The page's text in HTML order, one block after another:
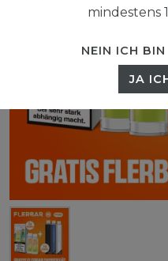
mindestens
NEIN ICH
JA